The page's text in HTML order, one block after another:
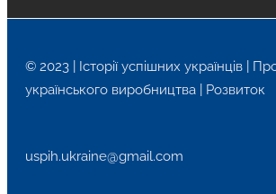
© 2023 | Історії успішних українців |
українського виробництва | Розвиток
uspih.ukraine@gmail.com